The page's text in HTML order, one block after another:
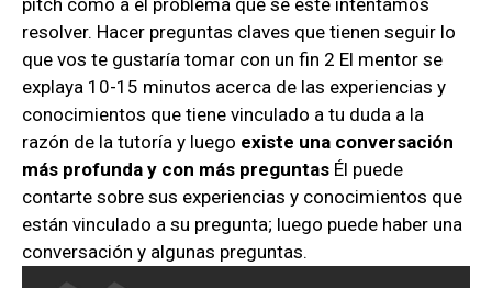
resolver. Hacer preguntas claves que tienen seguir lo
que vos te gustaría tomar con un fin 2 El mentor se
explaya 10-15 minutos acerca de las experiencias y
conocimientos que tiene vinculado a tu duda a la
razón de la tutoría y luego existe una conversación
más profunda y con más preguntas Él puede
contarte sobre sus experiencias y conocimientos que
están vinculado a su pregunta; luego puede haber una
conversación y algunas preguntas.